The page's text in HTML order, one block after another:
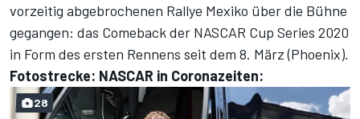
vorzeitig abgebrochenen Rallye Mexiko über die Bühne
gegangen: das Comeback der NASCAR Cup Series 2020
in Form des ersten Rennens seit dem 8. März (Phoenix).
Fotostrecke: NASCAR in Coronazeiten:
28